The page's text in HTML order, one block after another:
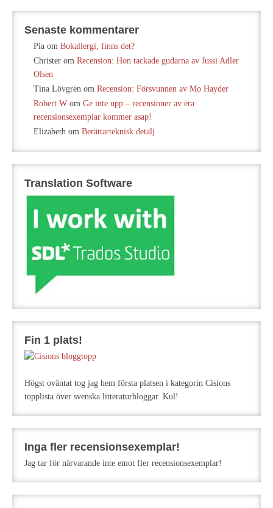
Senaste kommentarer
Pia om Bokallergi, finns det?
Christer om Recension: Hon tackade gudarna av Jussi Adler
Olsen
Tina Lövgren om Recension: Försvunnen av Mo Hayder
Robert W om Ge inte upp – recensioner av era
recensionsexemplar kommer asap!
Elizabeth om Berättarteknisk detalj
Translation Software
Fin 1 plats!
Högst oväntat tog jag hem första platsen i kategorin Cisions
topplista över svenska litteraturbloggar. Kul!
Inga fler recensionsexemplar!
Jag tar för närvarande inte emot fler recensionsexemplar!